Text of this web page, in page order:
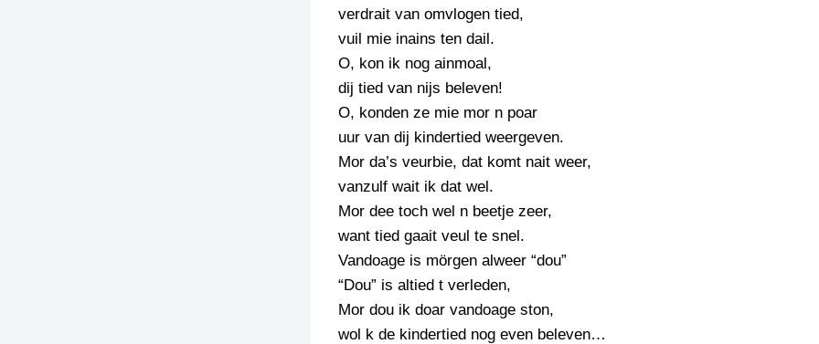
verdrait van omvlogen tied,
vuil mie inains ten dail.
O, kon ik nog ainmoal,
dij tied van nijs beleven!
O, konden ze mie mor n poar
uur van dij kindertied weergeven.
Mor da’s veurbie, dat komt nait weer,
vanzulf wait ik dat wel.
Mor dee toch wel n beetje zeer,
want tied gaait veul te snel.
Vandoage is mörgen alweer “dou”
“Dou” is altied t verleden,
Mor dou ik doar vandoage ston,
wol k de kindertied nog even beleven…